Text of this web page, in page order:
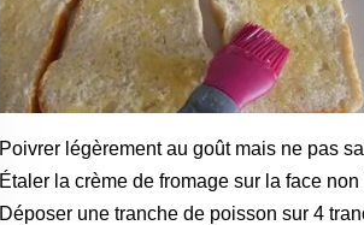
Poivrer légèrement au goût mais ne pas
Étaler la crème de fromage sur la face
Déposer une tranche de poisson sur 4